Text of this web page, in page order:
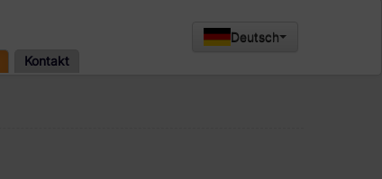
Kontakt
Deutsch